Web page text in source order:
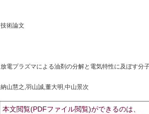
技術論文
放電プラズマによる油剤の分解と電気特性に及ぼす分
納山慧之,羽山誠,董大明,中山景次
本文閲覧(PDFファイル閲覧)ができるのは、